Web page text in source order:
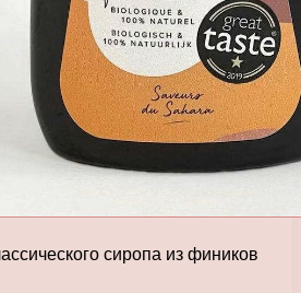
сиропа из фиников